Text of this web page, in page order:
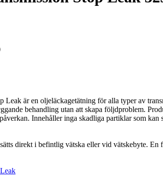
Leak är en oljeläckagetätning för alla typer av
behandling utan att skapa följdproblem.
Innehåller inga skadliga partiklar som kan
direkt i befintlig vätska eller vid vätskebyte.